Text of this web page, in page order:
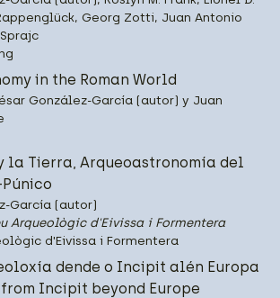
Georg Zotti, Juan Antonio
in the Roman World
González-García (autor) y Juan
la Tierra, Arqueoastronomía del
García (autor)
Arqueològic d'Eivissa i Formentera
d'Eivissa i Formentera
dende o Incipit alén Europa
Incipit beyond Europe